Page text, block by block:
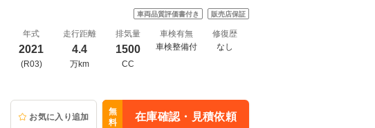
車両品質評価書付き 販売店保証
年式
2021
(R03)
走行距離
4.4
万km
排気量
1500
CC
車検有無
車検整備付
修復歴
なし
お気に入り追加
無
料
在庫確認・見積依頼